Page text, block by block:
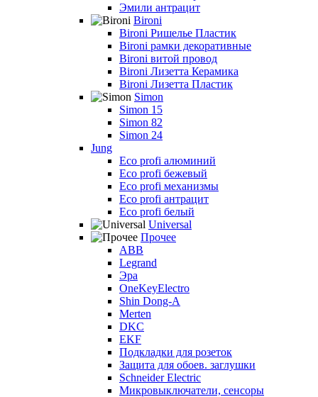
Эмили антрацит
Bironi
Bironi Ришелье Пластик
Bironi рамки декоративные
Bironi витой провод
Bironi Лизетта Керамика
Bironi Лизетта Пластик
Simon
Simon 15
Simon 82
Simon 24
Jung
Eco profi алюминий
Eco profi бежевый
Eco profi механизмы
Eco profi антрацит
Eco profi белый
Universal
Прочее
ABB
Legrand
Эра
OneKeyElectro
Shin Dong-A
Merten
DKC
EKF
Подкладки для розеток
Защита для обоев. заглушки
Schneider Electric
Микровыключатели, сенсоры